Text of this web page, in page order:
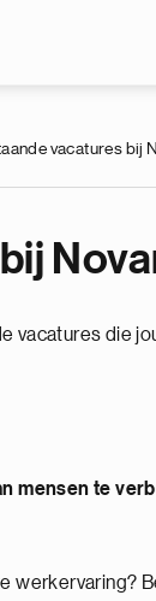
vacatures bij
vacatures die
mensen te
werkervaring?